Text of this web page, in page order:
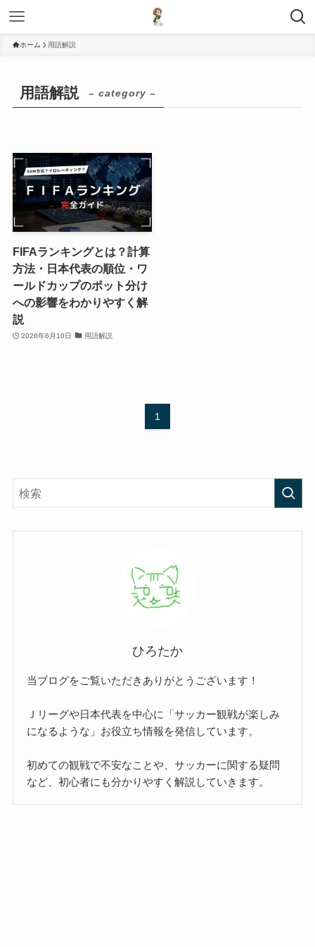
ホーム 用語解説
用語解説 – category –
FIFAランキングとは？計算
方法・日本代表の順位・ワ
ールドカップのポット分け
への影響をわかりやすく解
説
2026年6月10日 用語解説
1
ひろたか
当ブログをご覧いただきありがとうございます！
Ｊリーグや日本代表を中心に「サッカー観戦が楽しみ
になるような」お役立ち情報を発信しています。
初めての観戦で不安なことや、サッカーに関する疑問
など、初心者にも分かりやすく解説していきます。